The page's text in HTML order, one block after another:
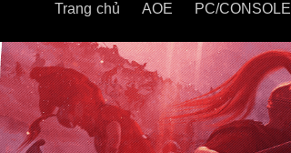
Trang chủ AOE PC/CONSOLE